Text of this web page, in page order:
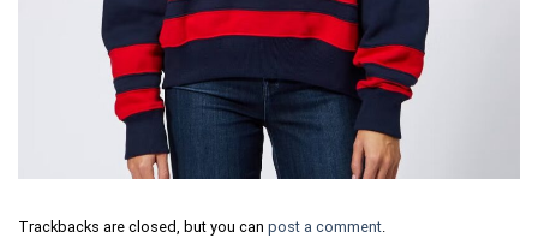
Trackbacks are closed, but you can post a comment.